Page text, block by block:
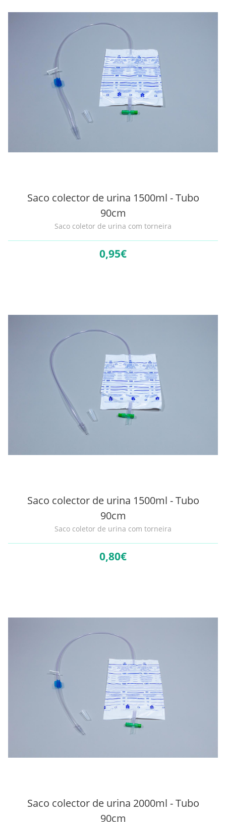
Saco colector de urina 1500ml - Tubo
90cm
Saco coletor de urina com torneira
0,95€
Saco colector de urina 1500ml - Tubo
90cm
Saco coletor de urina com torneira
0,80€
Saco colector de urina 2000ml - Tubo
90cm